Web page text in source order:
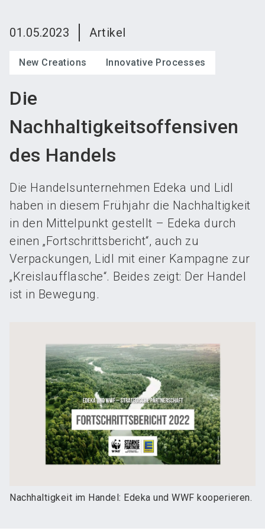
01.05.2023 Artikel
New Creations Innovative Processes
Die
Nachhaltigkeitsoffensiven
des Handels
Die Handelsunternehmen Edeka und Lidl
haben in diesem Frühjahr die Nachhaltigkeit
in den Mittelpunkt gestellt – Edeka durch
einen „Fortschrittsbericht“, auch zu
Verpackungen, Lidl mit einer Kampagne zur
„Kreislaufflasche“. Beides zeigt: Der Handel
ist in Bewegung.
Nachhaltigkeit im Handel: Edeka und WWF kooperieren.